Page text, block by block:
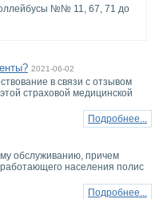
№№ 11, 67, 71 до
2021-06-02
в связи с отзывом
страховой медицинской
Подробнее...
обслуживанию, причем
населения полис
Подробнее...